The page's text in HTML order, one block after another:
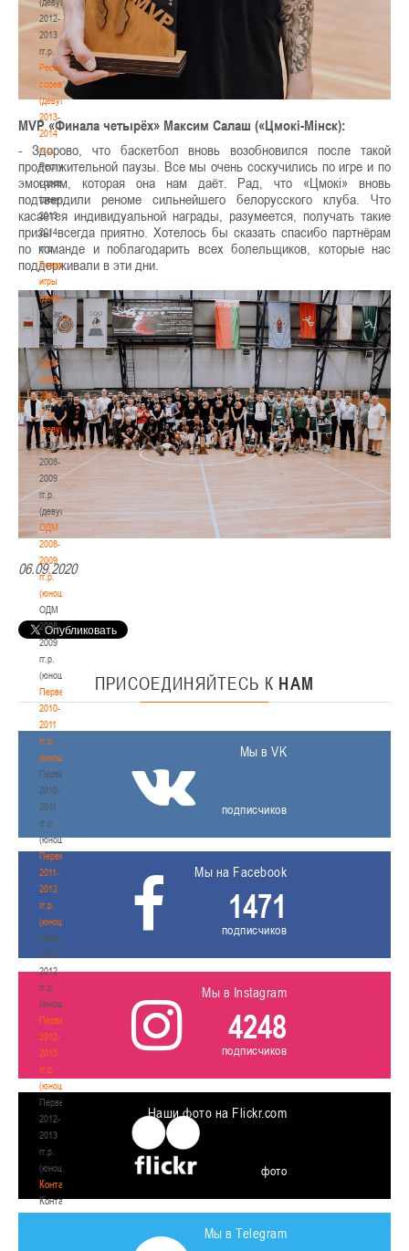
2012-
2013
гг.р.
Республиканские
соревнования
(девушки)
2013-
2014
гг.р.
Республиканские
соревнования
(девушки)
2013-
2014
гг.р.
Товарищеские
игры
(девушки)
Товарищеские
игры
(девушки)
ОДМ
2008-
2009
гг.р.
(девушки)
ОДМ
2008-
2009
гг.р.
(девушки)
ОДМ
2008-
2009
гг.р.
(юноши)
ОДМ
2008-
2009
гг.р.
(юноши)
Первенство
2010-
2011
гг.р.
(юноши)
Первенство
2010-
2011
гг.р.
(юноши)
Первенство
2011-
2012
гг.р.
(юноши)
Первенство
2011-
2012
гг.р.
(юноши)
Первенство
2012-
2013
гг.р.
(юноши)
Первенство
2012-
2013
гг.р.
(юноши)
Контакты
Контакты
MVP «Финала четырёх» Максим Салаш («Цмокі-Мінск):
- Здорово, что баскетбол вновь возобновился после такой
продолжительной паузы. Все мы очень соскучились по игре и по
эмоциям, которая она нам даёт. Рад, что «Цмокі» вновь
подтвердили реноме сильнейшего белорусского клуба. Что
касается индивидуальной награды, разумеется, получать такие
призы всегда приятно. Хотелось бы сказать спасибо партнёрам
по команде и поблагодарить всех болельщиков, которые нас
поддерживали в эти дни.
06.09.2020
ПРИСОЕДИНЯЙТЕСЬ К НАМ
Мы в VK
подписчиков
Мы на Facebook
1471
подписчиков
Мы в Instagram
4248
подписчиков
Наши фото на Flickr.com
фото
Мы в Telegram